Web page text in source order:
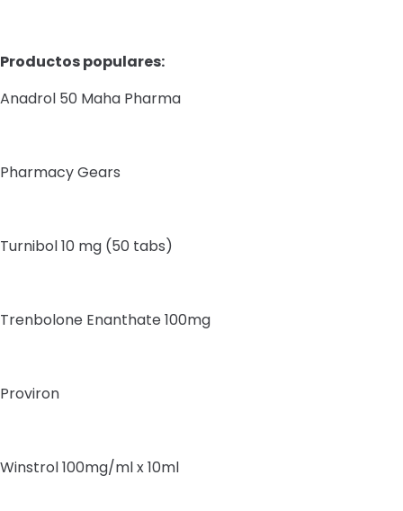
Productos populares:
Anadrol 50 Maha Pharma
Pharmacy Gears
Turnibol 10 mg (50 tabs)
Trenbolone Enanthate 100mg
Proviron
Winstrol 100mg/ml x 10ml